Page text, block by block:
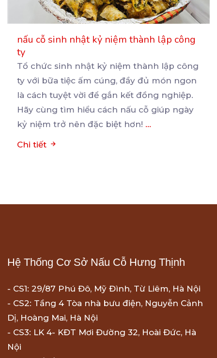
nấu cỗ sinh nhật kỷ niệm thành lập công
ty
Tổ chức sinh nhật kỷ niệm thành lập công
ty với bữa tiệc ấm cúng, đầy đủ món ngon
là cách tuyệt vời để gắn kết đồng nghiệp.
Hãy cùng tìm hiểu cách nấu cỗ giúp ngày
kỷ niệm trở nên đặc biệt hơn! ...
Chi tiết
Hệ Thống Cơ Sở Nấu Cỗ Hưng Thịnh
- CS1: 29/87 Phú Đô, Mỹ Đình, Từ Liêm, Hà Nội
- CS2: Tầng 4 Tòa nhà bưu điện, Nguyễn Cảnh
Dị, Hoàng Mai, Hà Nội
- CS3: LK 4- KĐT Mơi Đường 32, Hoài Đức, Hà
Nội